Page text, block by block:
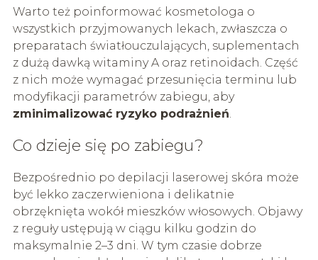
Warto też poinformować kosmetologa o
wszystkich przyjmowanych lekach, zwłaszcza o
preparatach światłouczulających, suplementach
z dużą dawką witaminy A oraz retinoidach. Część
z nich może wymagać przesunięcia terminu lub
modyfikacji parametrów zabiegu, aby
zminimalizować ryzyko podrażnień.
Co dzieje się po zabiegu?
Bezpośrednio po depilacji laserowej skóra może
być lekko zaczerwieniona i delikatnie
obrzęknięta wokół mieszków włosowych. Objawy
z reguły ustępują w ciągu kilku godzin do
maksymalnie 2–3 dni. W tym czasie dobrze